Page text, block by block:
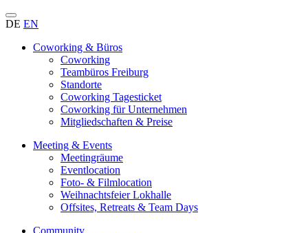
DE EN
Coworking & Büros
Coworking
Teambüros Freiburg
Standorte
Coworking Tagesticket
Coworking für Unternehmen
Mitgliedschaften & Preise
Meeting & Events
Meetingräume
Eventlocation
Foto- & Filmlocation
Weihnachtsfeier Lokhalle
Offsites, Retreats & Team Days
Community